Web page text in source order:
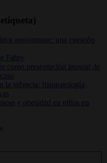
autoinmune: una cuestión
Fabry
como presentación inusual de
la infancia: fisiopatología,
y obesidad en niños en